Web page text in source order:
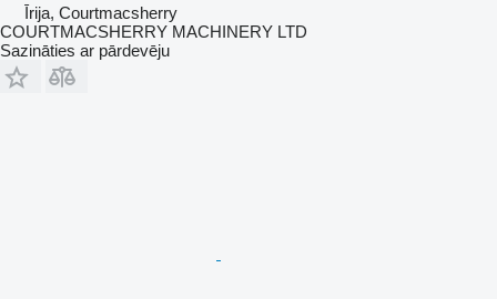
Īrija, Courtmacsherry
COURTMACSHERRY MACHINERY LTD
Sazināties ar pārdevēju